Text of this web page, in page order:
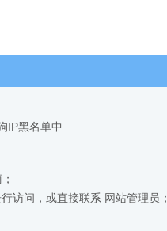
IP黑名单中
访问，或直接联系 网站管理员；